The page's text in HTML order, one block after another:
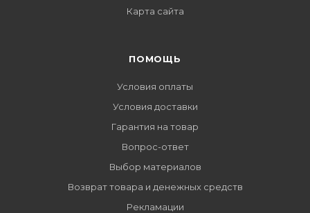
Карта сайта
ПОМОЩЬ
Условия оплаты
Условия доставки
Гарантия на товар
Вопрос-ответ
Выбор материалов
Возврат товара и денежных средств
Рекламации